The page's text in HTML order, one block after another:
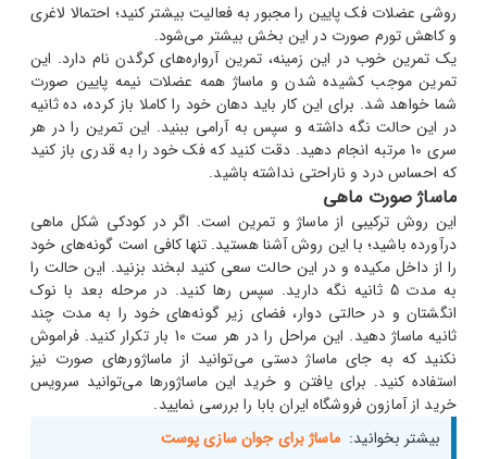
روشی عضلات فک پایین را مجبور به فعالیت بیشتر کنید؛ احتمالا لاغری
و کاهش تورم صورت در این بخش بیشتر می‌شود.
یک تمرین خوب در این زمینه، تمرین آرواره‌های کرگدن نام دارد. این
تمرین موجب کشیده شدن و ماساژ همه عضلات نیمه پایین صورت
شما خواهد شد. برای این کار باید دهان خود را کاملا باز کرده، ده ثانیه
در این حالت نگه داشته و سپس به آرامی ببنید. این تمرین را در هر
سری 10 مرتبه انجام دهید. دقت کنید که فک خود را به قدری باز کنید
که احساس درد و ناراحتی نداشته باشید.
ماساژ صورت ماهی
این روش ترکیبی از ماساژ و تمرین است. اگر در کودکی شکل ماهی
درآورده باشید؛ با این روش آشنا هستید. تنها کافی است گونه‌های خود
را از داخل مکیده و در این حالت سعی کنید لبخند بزنید. این حالت را
به مدت 5 ثانیه نگه دارید. سپس رها کنید. در مرحله بعد با نوک
انگشتان و در حالتی دوار، فضای زیر گونه‌های خود را به مدت چند
ثانیه ماساژ دهید. این مراحل را در هر ست 10 بار تکرار کنید. فراموش
نکنید که به جای ماساژ دستی می‌توانید از ماساژورهای صورت نیز
استفاده کنید. برای یافتن و خرید این ماساژورها می‌توانید سرویس
خرید از آمازون فروشگاه ایران بابا را بررسی نمایید.
بیشتر بخوانید:ماساژ برای جوان سازی پوست